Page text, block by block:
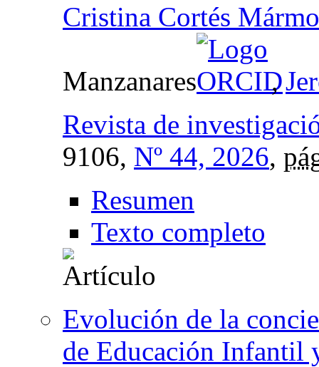
Cristina Cortés
Manzanares ,
Revista de
9106, Nº 44, 2026,
Resumen
Texto completo
Evolución de la
de Educación Infantil